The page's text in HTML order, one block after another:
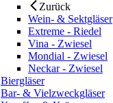
Zurück
Wein- & Sektgläser
Extreme - Riedel
Vina - Zwiesel
Mondial - Zwiesel
Neckar - Zwiesel
Biergläser
Bar- & Vielzweckgläser